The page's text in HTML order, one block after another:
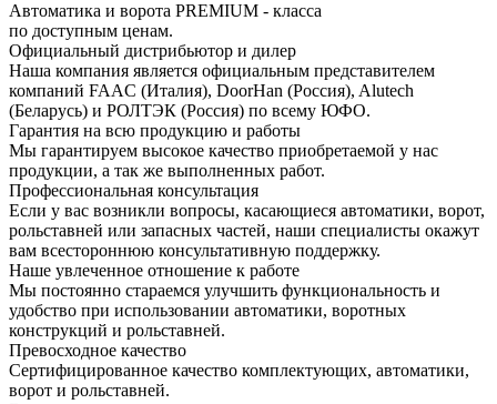
Автоматика и ворота PREMIUM - класса
по доступным ценам.
Официальный дистрибьютор и дилер
Наша компания является официальным представителем
компаний FAAC (Италия), DoorHan (Россия), Alutech
(Беларусь) и РОЛТЭК (Россия) по всему ЮФО.
Гарантия на всю продукцию и работы
Мы гарантируем высокое качество приобретаемой у нас
продукции, а так же выполненных работ.
Профессиональная консультация
Если у вас возникли вопросы, касающиеся автоматики, ворот,
рольставней или запасных частей, наши специалисты окажут
вам всестороннюю консультативную поддержку.
Наше увлеченное отношение к работе
Мы постоянно стараемся улучшить функциональность и
удобство при использовании автоматики, воротных
конструкций и рольставней.
Превосходное качество
Сертифицированное качество комплектующих, автоматики,
ворот и рольставней.